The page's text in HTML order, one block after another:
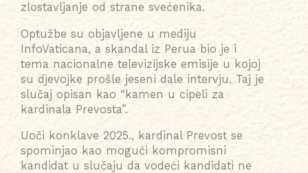
zlostavljanje od strane svećenika.
Optužbe su objavljene u mediju
InfoVaticana, a skandal iz Perua bio je i
tema nacionalne televizijske emisije u kojoj
su djevojke prošle jeseni dale intervju. Taj je
slučaj opisan kao “kamen u cipeli za
kardinala Prevosta”.
Uoči konklave 2025., kardinal Prevost se
spominjao kao mogući kompromisni
kandidat u slučaju da vodeći kandidati ne